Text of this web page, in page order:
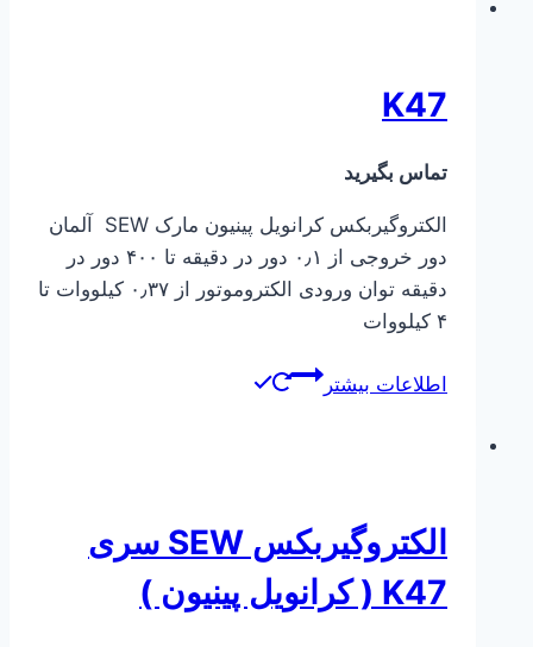
K47
تماس بگیرید
الکتروگیربکس کرانویل پینیون مارک SEW آلمان
دور خروجی از ۰٫۱ دور در دقیقه تا ۴۰۰ دور در
دقیقه توان ورودی الکتروموتور از ۰٫۳۷ کیلووات تا
۴ کیلووات
اطلاعات بیشتر
الکتروگیربکس SEW سری
K47 ( کرانویل پینیون )